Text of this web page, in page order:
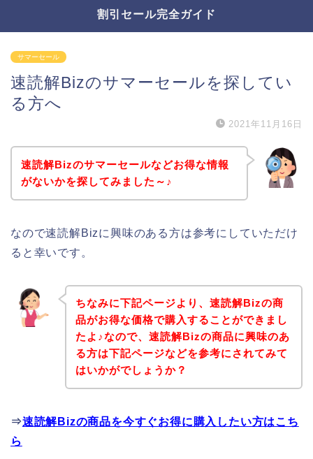
割引セール完全ガイド
サマーセール
速読解Bizのサマーセールを探してい
る方へ
2021年11月16日
速読解Bizのサマーセールなどお得な情報
がないかを探してみました～♪
なので速読解Bizに興味のある方は参考にしていただけ
ると幸いです。
ちなみに下記ページより、速読解Bizの商
品がお得な価格で購入することができまし
たよ♪なので、速読解Bizの商品に興味のあ
る方は下記ページなどを参考にされてみて
はいかがでしょうか？
⇒速読解Bizの商品を今すぐお得に購入したい方はこち
ら